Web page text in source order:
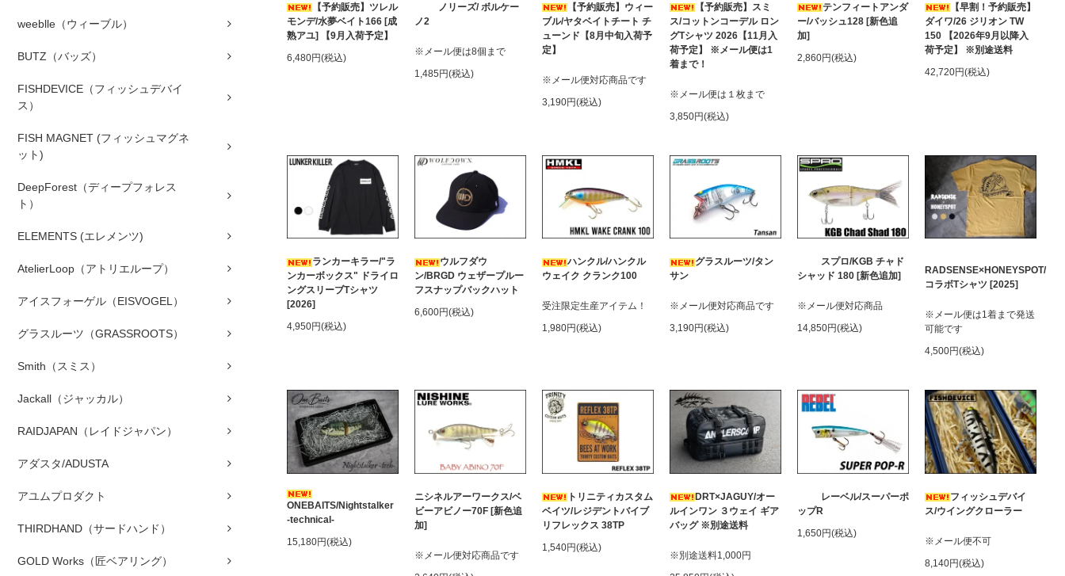
weeblle（ウィーブル）
BUTZ（バッズ）
FISHDEVICE（フィッシュデバイ
ス）
FISH MAGNET (フィッシュマグネ
ット)
DeepForest（ディープフォレス
ト）
ELEMENTS (エレメンツ)
AtelierLoop（アトリエループ）
アイスフォーゲル（EISVOGEL）
グラスルーツ（GRASSROOTS）
Smith（スミス）
Jackall（ジャッカル）
RAIDJAPAN（レイドジャパン）
アダスタ/ADUSTA
アユムプロダクト
THIRDHAND（サードハンド）
GOLD Works（匠ベアリング）
【予約販売】ツレル
モンデ/水夢ベイト166 [成
熟アユ] 【9月入荷予定】
6,480円(税込)
ノリーズ/ ボルケー
ノ2
※メール便は8個まで
1,485円(税込)
【予約販売】ウィー
ブル/ヤタベイトチート チ
ューンド【8月中旬入荷予
定】
※メール便対応商品です
3,190円(税込)
【予約販売】スミ
ス/コットンコーデル ロン
グTシャツ 2026【11月入
荷予定】 ※メール便は1
着まで！
※メール便は１枚まで
3,850円(税込)
テンフィートアンダ
ー/バッシュ128 [新色追
加]
2,860円(税込)
【早割！予約販売】
ダイワ/26 ジリオン TW
150 【2026年9月以降入
荷予定】 ※別途送料
42,720円(税込)
ランカーキラー/"ラ
ンカーボックス" ドライロ
ングスリーブTシャツ
[2026]
4,950円(税込)
ウルフダウ
ン/BRGD ウェザープルー
フスナップバックハット
6,600円(税込)
ハンクル/ハンクル
ウェイク クランク100
受注限定生産アイテム！
1,980円(税込)
グラスルーツ/タン
サン
※メール便対応商品です
3,190円(税込)
スプロ/KGB チャド
シャッド 180 [新色追加]
※メール便対応商品
14,850円(税込)
RADSENSE×HONEYSPOT/
コラボTシャツ [2025]
※メール便は1着まで発送
可能です
4,500円(税込)
ONEBAITS/Nightstalker
-technical-
15,180円(税込)
ニシネルアーワークス/ベ
ビーアビノー70F [新色追
加]
※メール便対応商品です
トリニティカスタム
ベイツ/レジデントバイブ
リフレックス 38TP
1,540円(税込)
DRT×JAGUY/オー
ルインワン ３ウェイ ギア
バッグ ※別途送料
※別途送料1,000円
レーベル/スーパーポ
ップR
1,650円(税込)
フィッシュデバイ
ス/ウイングクローラー
※メール便不可
8,140円(税込)